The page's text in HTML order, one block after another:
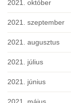
2021. október
2021. szeptember
2021. augusztus
2021. július
2021. június